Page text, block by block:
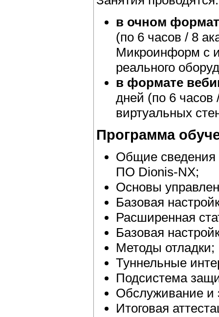
в очном
(по 6 часов / 8
Микроинформ с
реального
в формате
дней (по 6 часов
виртуальных
Программа
Общие сведения
ПО Dionis-NX;
Основы
Базовая
Расширенная
Базовая
Методы отладки;
Туннельные
Подсистема
Обслуживание и
Итоговая